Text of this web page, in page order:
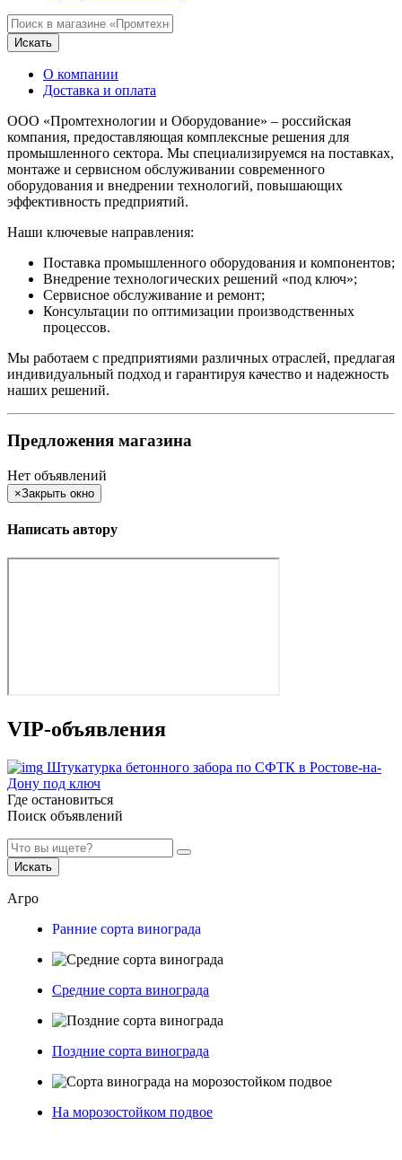
Искать
О компании
Доставка и оплата
ООО «Промтехнологии и Оборудование» – российская
компания, предоставляющая комплексные решения для
промышленного сектора. Мы специализируемся на поставках,
монтаже и сервисном обслуживании современного
оборудования и внедрении технологий, повышающих
эффективность предприятий.
Наши ключевые направления:
Поставка промышленного оборудования и компонентов;
Внедрение технологических решений «под ключ»;
Сервисное обслуживание и ремонт;
Консультации по оптимизации производственных
процессов.
Мы работаем с предприятиями различных отраслей, предлагая
индивидуальный подход и гарантируя качество и надежность
наших решений.
Предложения магазина
Нет объявлений
×Закрыть окно
Написать автору
VIP-объявления
Штукатурка бетонного забора по СФТК в Ростове-на-
Дону под ключ
Где остановиться
Поиск объявлений
Искать
Агро
Ранние сорта винограда
Средние сорта винограда
Поздние сорта винограда
На морозостойком подвое